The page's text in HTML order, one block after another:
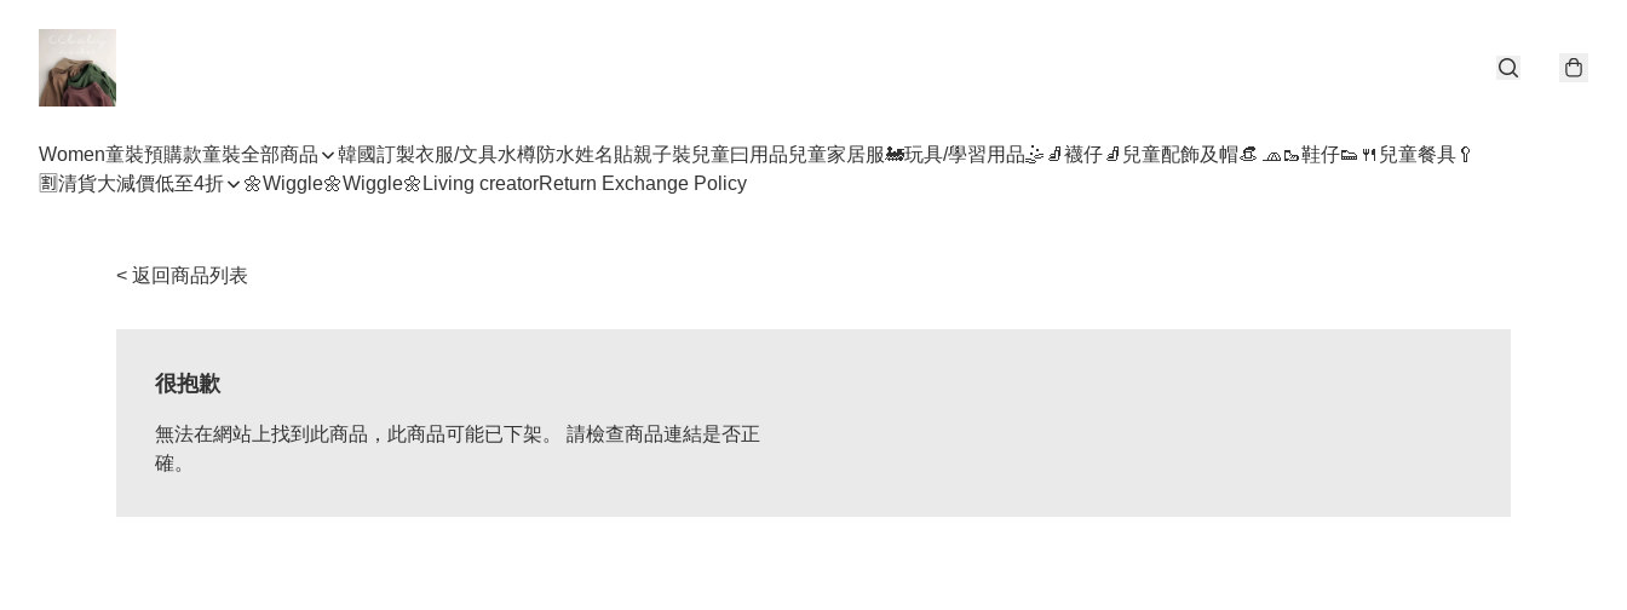
Women童裝預購款童裝全部商品 韓國訂製衣服/文具水樽防水姓名貼親子裝兒童曰用品兒童家居服🚂玩具/學習用品🤹 🧦襪仔🧦 兒童配飾及帽👒 🧢🥾鞋仔👟 🍴兒童餐具🥄
🈹清貨大減價低至4折
🌼Wiggle🌼Wiggle🌼 Living creatorReturn Exchange Policy
< 返回商品列表
很抱歉
無法在網站上找到此商品，此商品可能已下架。 請檢查商品連結是否正
確。